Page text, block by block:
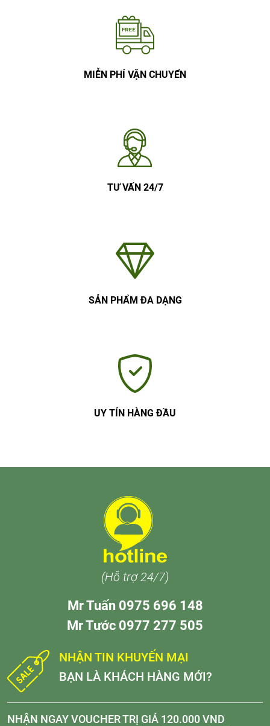
MIỄN PHÍ VẬN CHUYỂN
TƯ VẤN 24/7
SẢN PHẨM ĐA DẠNG
UY TÍN HÀNG ĐẦU
(Hỗ trợ 24/7)
Mr Tuấn 0975 696 148
Mr Tước 0977 277 505
NHẬN TIN KHUYẾN MẠI
BẠN LÀ KHÁCH HÀNG MỚI?
NHẬN NGAY VOUCHER TRỊ GIÁ 120.000 VND